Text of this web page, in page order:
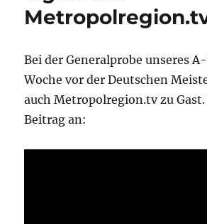
Bei der Generalprobe unseres
Woche vor der Deutschen
auch Metropolregion.tv zu Gast.
Beitrag an: